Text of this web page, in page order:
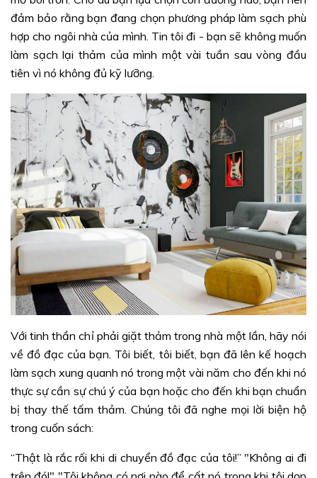
đảm bảo rằng bạn đang chọn phương pháp làm sạch phù
hợp cho ngôi nhà của mình. Tin tôi đi - bạn sẽ không muốn
làm sạch lại thảm của mình một vài tuần sau vòng đầu
tiên vì nó không đủ kỹ lưỡng.
Với tinh thần chỉ phải giặt thảm trong nhà một lần, hãy nói
về đồ đạc của bạn. Tôi biết, tôi biết, bạn đã lên kế hoạch
làm sạch xung quanh nó trong một vài năm cho đến khi nó
thực sự cần sự chú ý của bạn hoặc cho đến khi bạn chuẩn
bị thay thế tấm thảm. Chúng tôi đã nghe mọi lời biện hộ
trong cuốn sách:
“Thật là rắc rối khi di chuyển đồ đạc của tôi!” "Không ai đi